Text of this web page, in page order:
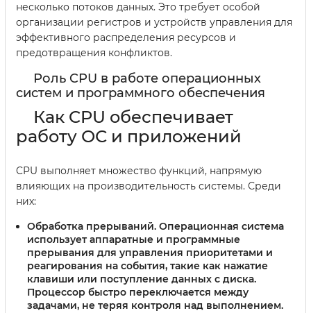
несколько потоков данных. Это требует особой
организации регистров и устройств управления для
эффективного распределения ресурсов и
предотвращения конфликтов.
Роль CPU в работе операционных
систем и программного обеспечения
Как CPU обеспечивает
работу ОС и приложений
CPU выполняет множество функций, напрямую
влияющих на производительность системы. Среди
них:
Обработка прерываний. Операционная система
использует аппаратные и программные
прерывания для управления приоритетами и
реагирования на события, такие как нажатие
клавиши или поступление данных с диска.
Процессор быстро переключается между
задачами, не теряя контроля над выполнением.